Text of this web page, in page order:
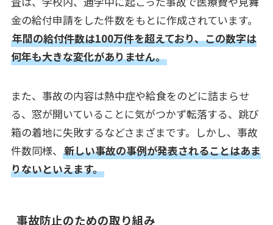
金の給付申請をした件数をもとに作成されています。
年間の給付件数は100万件を超えており、この数字は
何年も大きな変化がありません。
また、事故の内容は熱中症や給食をのどに詰まらせ
る、窓が開いていることに気がつかず転落する、跳び
箱の着地に失敗するなどさまざまです。しかし、事故
件数同様、 新しい事故の事例が発表されることはあま
りないといえます。
事故防止のための取り組み